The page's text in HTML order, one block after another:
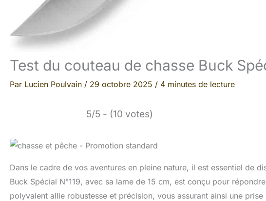
Test du couteau de chasse Buck
Par Lucien Poulvain / 29 octobre 2025 / 4 minutes de lecture
5/5 - (10 votes)
Dans le cadre de vos aventures en pleine nature, il est essentiel de
Buck Spécial N°119, avec sa lame de 15 cm, est conçu pour
polyvalent allie robustesse et précision, vous assurant ainsi une